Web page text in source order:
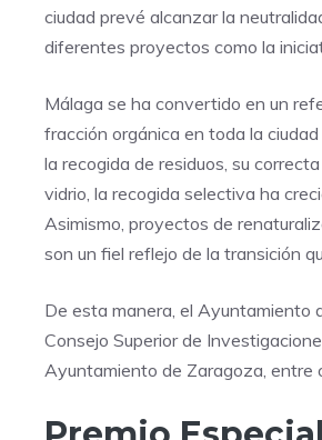
ciudad prevé alcanzar la
diferentes proyectos como la
Málaga se ha convertido en un
fracción orgánica en toda la
la recogida de residuos, su
vidrio, la recogida selectiva ha
Asimismo, proyectos de
son un fiel reflejo de la transición
De esta manera, el Ayuntamiento
Consejo Superior de
Ayuntamiento de Zaragoza, entre